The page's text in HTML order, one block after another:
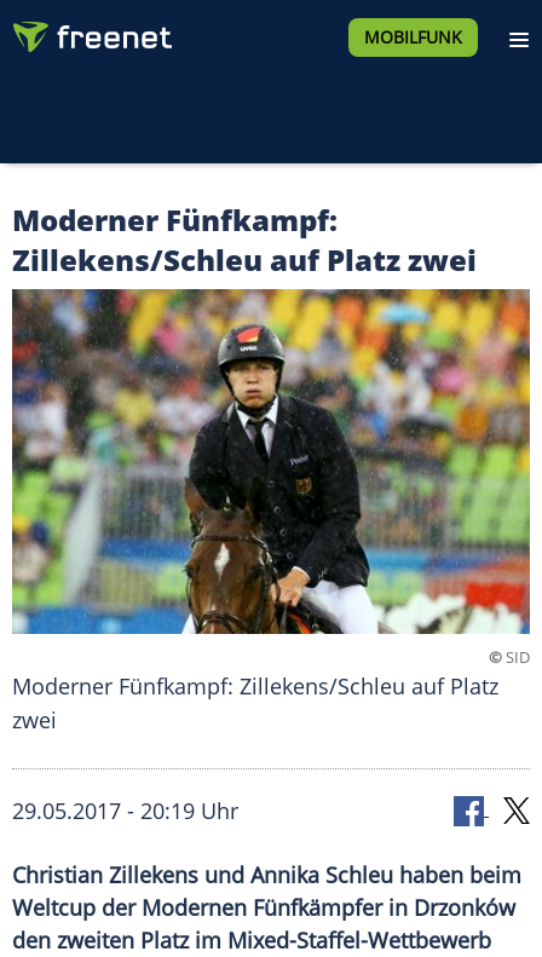
MOBILFUNK
Moderner Fünfkampf:
Zillekens/Schleu auf Platz zwei
©SID
Moderner Fünfkampf: Zillekens/Schleu auf Platz
zwei
29.05.2017 - 20:19 Uhr
Christian Zillekens und Annika Schleu haben beim
Weltcup der Modernen Fünfkämpfer in Drzonków
den zweiten Platz im Mixed-Staffel-Wettbewerb